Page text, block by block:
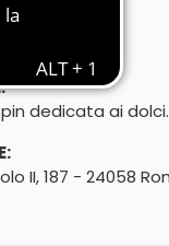
dedicata ai
II, 187 - 24058